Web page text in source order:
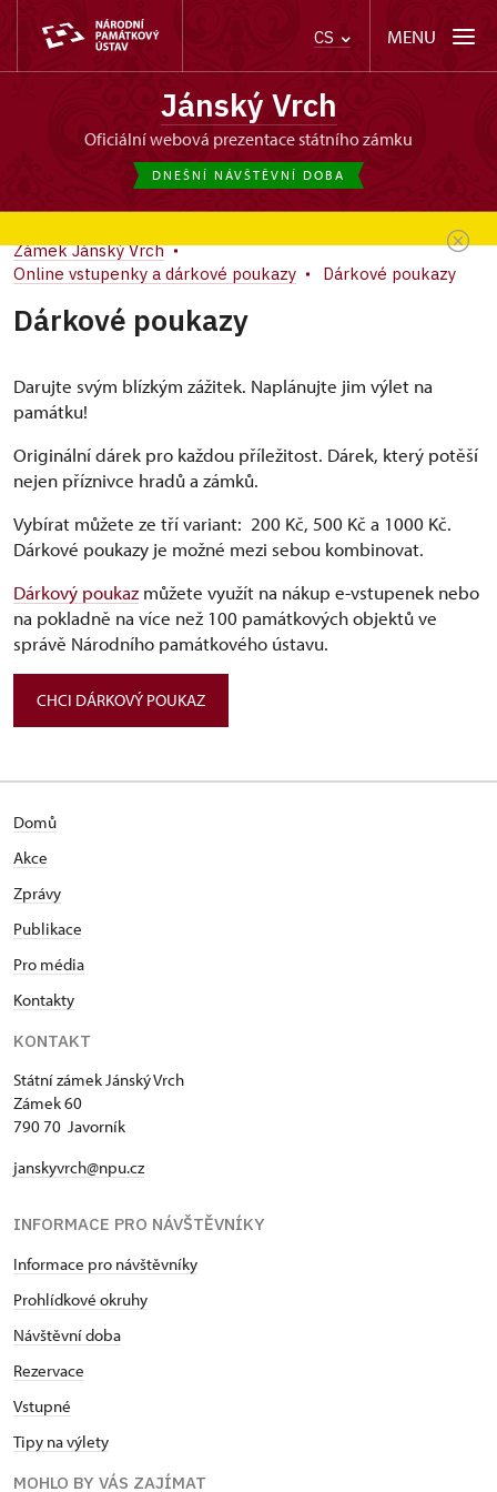
CS MENU
Jánský Vrch
oficiální webová prezentace státního zámku
DNEŠNÍ NÁVŠTĚVNÍ DOBA
Zámek Jánský Vrch
Online vstupenky a dárkové poukazy
Dárkové poukazy
Dárkové poukazy
Darujte svým blízkým zážitek. Naplánujte jim výlet na
památku!
Originální dárek pro každou příležitost. Dárek, který potěší
nejen příznivce hradů a zámků.
Vybírat můžete ze tří variant: ⁠ 200 Kč, 500 Kč a 1000 Kč.
Dárkové poukazy je možné mezi sebou kombinovat.
Dárkový poukaz můžete využít na nákup e-vstupenek nebo
na pokladně na více než 100 památkových objektů ve
správě Národního památkového ústavu.
CHCI DÁRKOVÝ POUKAZ
Domů
Akce
Zprávy
Publikace
Pro média
Kontakty
KONTAKT
Státní zámek Jánský Vrch
Zámek 60
790 70 Javorník
janskyvrch@npu.cz
INFORMACE PRO NÁVŠTĚVNÍKY
Informace pro návštěvníky
Prohlídkové okruhy
Návštěvní doba
Rezervace
Vstupné
Tipy na výlety
MOHLO BY VÁS ZAJÍMAT